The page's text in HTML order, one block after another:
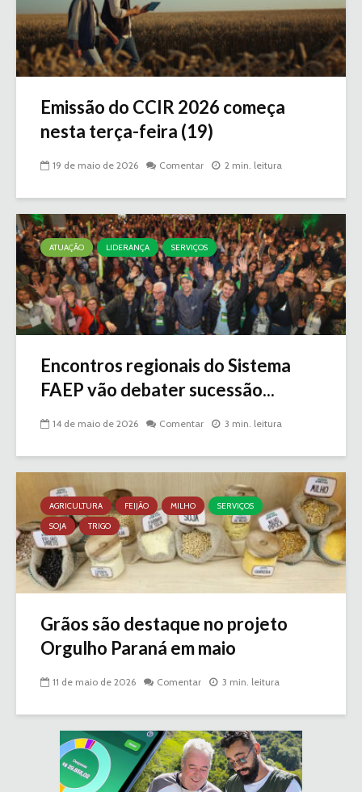
Emissão do CCIR 2026 começa
nesta terça-feira (19)
19 de maio de 2026 Comentar 2 min. leitura
ATUAÇÃO LIDERANÇA SERVIÇOS
Encontros regionais do Sistema
FAEP vão debater sucessão...
14 de maio de 2026 Comentar 3 min. leitura
AGRICULTURA FEIJÃO MILHO
SERVIÇOS
SOJA
TRIGO
Grãos são destaque no projeto
Orgulho Paraná em maio
11 de maio de 2026 Comentar 3 min. leitura